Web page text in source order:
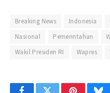
Breaking News Indonesia
Nasional
Pemerintahan
Wakil Presiden RI
Wapres